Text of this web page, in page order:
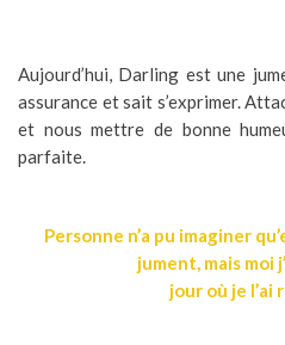
Aujourd’hui, Darling est une
assurance et sait s’exprimer.
et nous mettre de bonne
parfaite.
Personne n’a pu imaginer
jument, mais moi
jour où je l’ai